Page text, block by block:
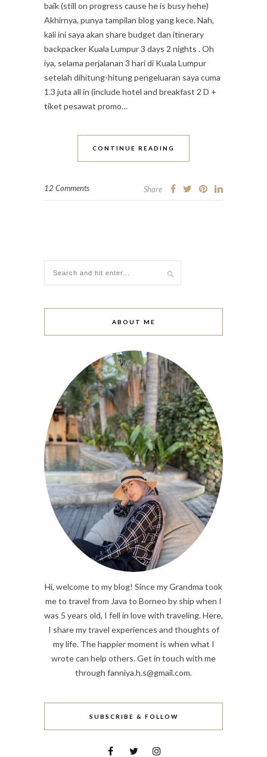
baik (still on progress cause he is busy hehe)
Akhirnya, punya tampilan blog yang kece. Nah,
kali ini saya akan share budget dan itinerary
backpacker Kuala Lumpur 3 days 2 nights . Oh
iya, selama perjalanan 3 hari di Kuala Lumpur
setelah dihitung-hitung pengeluaran saya cuma
1.3 juta all in (include hotel and breakfast 2 D +
tiket pesawat promo…
CONTINUE READING
12 Comments Share
ABOUT ME
Hi, welcome to my blog! Since my Grandma took
me to travel from Java to Borneo by ship when I
was 5 years old, I fell in love with traveling. Here,
I share my travel experiences and thoughts of
my life. The happier moment is when what I
wrote can help others. Get in touch with me
through fanniya.h.s@gmail.com.
SUBSCRIBE & FOLLOW